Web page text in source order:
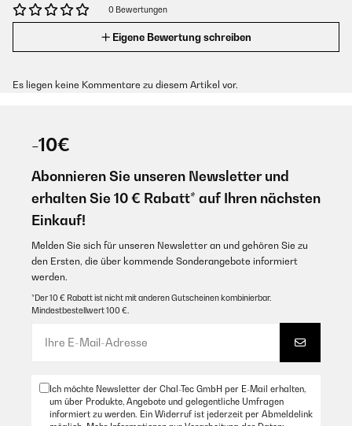
0 Bewertungen
Eigene Bewertung schreiben
Es liegen keine Kommentare zu diesem Artikel vor.
-10€
Abonnieren Sie unseren Newsletter und
erhalten Sie 10 € Rabatt* auf Ihren nächsten
Einkauf!
Melden Sie sich für unseren Newsletter an und gehören Sie zu
den Ersten, die über kommende Sonderangebote informiert
werden.
*Der 10 € Rabatt ist nicht mit anderen Gutscheinen kombinierbar.
Mindestbestellwert 100 €.
Ich möchte Newsletter der Chal-Tec GmbH per E-Mail erhalten,
um über Produkte, Angebote und gelegentliche Umfragen
informiert zu werden. Ein Widerruf ist jederzeit per Abmeldelink